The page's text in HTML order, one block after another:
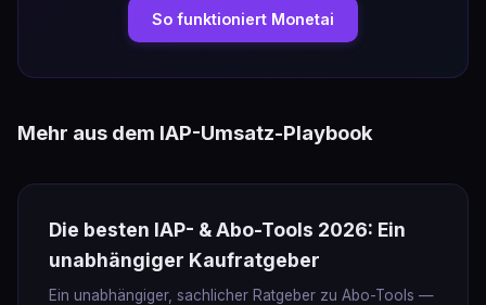
So funktioniert Monetai
Mehr aus dem IAP-Umsatz-Playbook
Die besten IAP- & Abo-Tools 2026: Ein
unabhängiger Kaufratgeber
Ein unabhängiger, sachlicher Ratgeber zu Abo-Tools —